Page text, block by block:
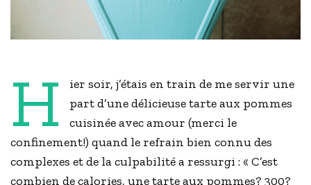
H
ier soir, j’étais en train de me servir une
part d’une délicieuse tarte aux pommes
cuisinée avec amour (merci le
confinement!) quand le refrain bien connu des
complexes et de la culpabilité a ressurgi : « C’est
combien de calories, une tarte aux pommes? 300?